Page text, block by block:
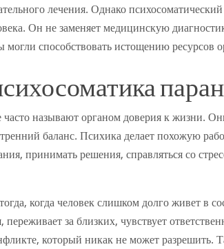
лечения. Однако
Он не заменяет медицинскую
могли способствовать истощению ресурсов
называют органом доверия к жизни.
баланс. Психика делает похожую
принимать решения, справляться со
когда человек слишком долго живет в
переживает за близких, чувствует
который никак не может разрешить.